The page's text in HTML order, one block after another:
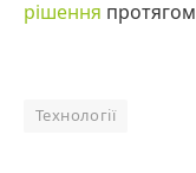
рішення
Технології